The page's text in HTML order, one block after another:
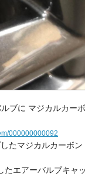
ブに マジカルカー
000000000092
たマジカルカーボ
エアーバルブキャ